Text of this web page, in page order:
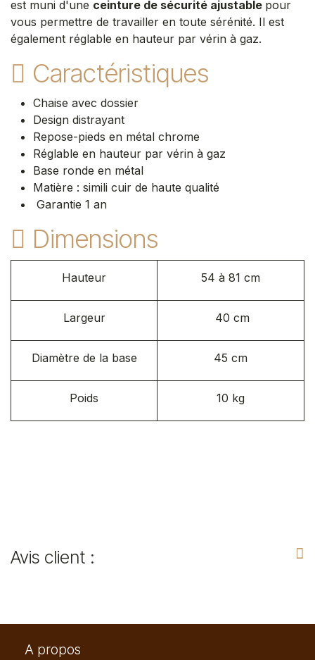
est muni d'une ceinture de sécurité ajustable pour
vous permettre de travailler en toute sérénité. Il est
également réglable en hauteur par vérin à gaz.
Caractéristiques
Chaise avec dossier
Design distrayant
Repose-pieds en métal chrome
Réglable en hauteur par vérin à gaz
Base ronde en métal
Matière : simili cuir de haute qualité
Garantie 1 an
Dimensions
Hauteur 54 à 81 cm
Largeur 40 cm
Diamètre de la base 45 cm
Poids 10 kg
Avis client :
A propos